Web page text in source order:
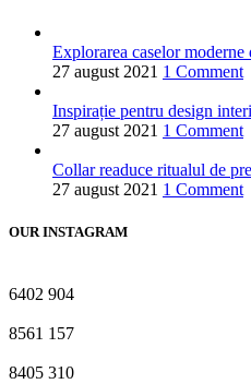
Explorarea caselor moderne
27 august 2021 1 Comment
Inspirație pentru design
27 august 2021 1 Comment
Collar readuce ritualul de
27 august 2021 1 Comment
OUR INSTAGRAM
6402 904
8561 157
8405 310